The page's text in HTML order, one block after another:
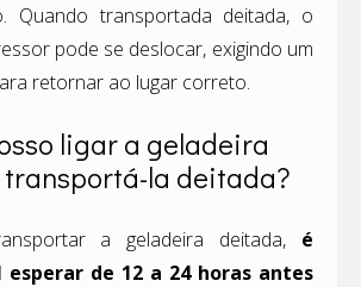
Quando transportada deitada, o
pode se deslocar, exigindo um
retornar ao lugar correto.
ligar a geladeira
la deitada?
a geladeira deitada, é
de 12 a 24 horas antes